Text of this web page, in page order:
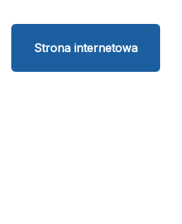
Strona internetowa